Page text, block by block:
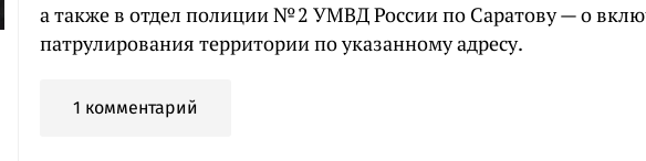
а также в отдел полиции № 2 УМВД России по Саратову — о
патрулирования территории по указанному адресу.
1 комментарий